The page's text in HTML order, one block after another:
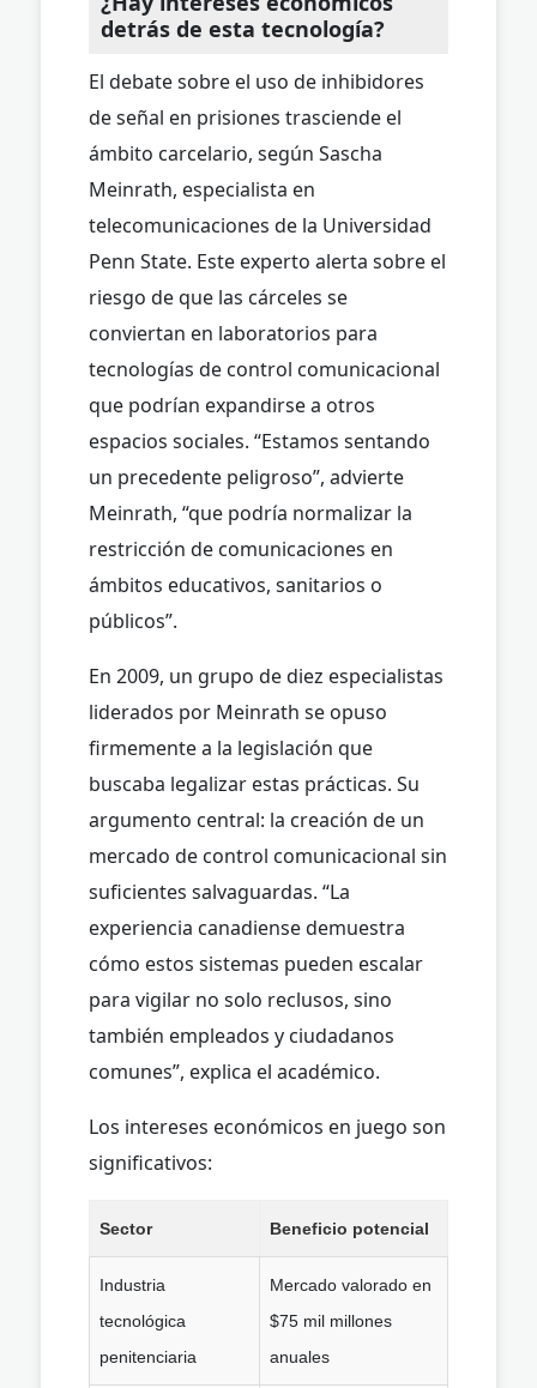
detrás de esta tecnología?
El debate sobre el uso de inhibidores
de señal en prisiones trasciende el
ámbito carcelario, según Sascha
Meinrath, especialista en
telecomunicaciones de la Universidad
Penn State. Este experto alerta sobre el
riesgo de que las cárceles se
conviertan en laboratorios para
tecnologías de control comunicacional
que podrían expandirse a otros
espacios sociales. “Estamos sentando
un precedente peligroso”, advierte
Meinrath, “que podría normalizar la
restricción de comunicaciones en
ámbitos educativos, sanitarios o
públicos”.
En 2009, un grupo de diez especialistas
liderados por Meinrath se opuso
firmemente a la legislación que
buscaba legalizar estas prácticas. Su
argumento central: la creación de un
mercado de control comunicacional sin
suficientes salvaguardas. “La
experiencia canadiense demuestra
cómo estos sistemas pueden escalar
para vigilar no solo reclusos, sino
también empleados y ciudadanos
comunes”, explica el académico.
Los intereses económicos en juego son
significativos:
Sector Beneficio potencial
Industria
tecnológica
penitenciaria
Mercado valorado en
$75 mil millones
anuales